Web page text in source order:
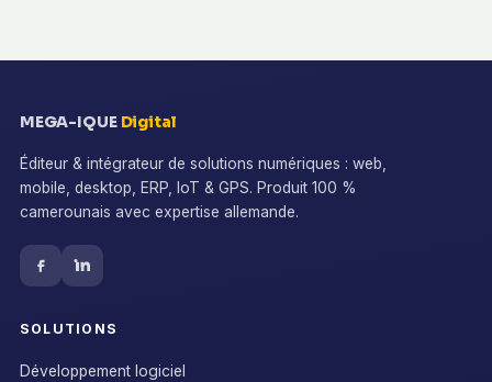
MEGA-IQUE Digital
Éditeur & intégrateur de solutions numériques : web,
mobile, desktop, ERP, IoT & GPS. Produit 100 %
camerounais avec expertise allemande.
SOLUTIONS
Développement logiciel